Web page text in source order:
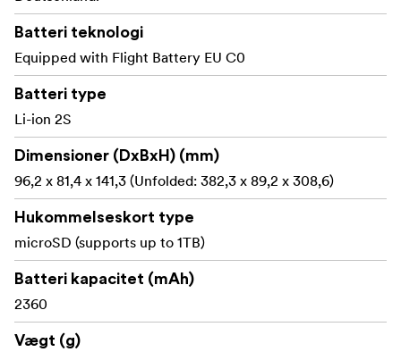
beskytte dronen og objektiverne. Med standardbatteriet
får du op til ca. 23 minutters flyvning, og op til ca. 36
minutter med højkapacitetsbatteriet.
Nøglefunktioner:
8K 360 vide
optagelse, så du senere kan vælge front-, side-, top-
down- eller andre visninger fra den samme flyvning.
Usynligt dronedesign
bunden samt 360-stitching skjuler dronekroppen i
de endelige optagelser for at give et rent, uhindret
billede.
Batteri teknologi
Equipped with Flight Battery EU C0
Batteri type
Li-ion 2S
Dimensioner (DxBxH) (mm)
96,2 x 81,4 x 141,3 (Unfolded: 382,3 x 89,2 x 308,6)
Hukommelseskort type
microSD (supports up to 1TB)
Batteri kapacitet (mAh)
2360
Vægt (g)